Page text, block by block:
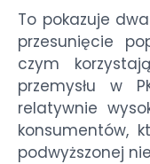
To pokazuje
przesunięcie
czym
przemysłu w
relatywnie
konsumentów,
podwyższonej